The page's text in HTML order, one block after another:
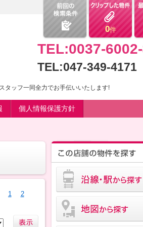
0件
TEL:0037-
TEL:047-349-4171
タッフ一同全力でお手伝いいたします!
個人情報保護方針
1 2